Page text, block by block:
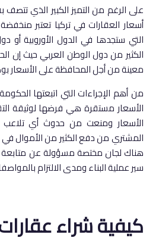
على الرغم من التميز الكبير الذي تتصف
أسعار العقارات في تركيا تعتبر
التي ستجدها في الدول الأوروبية أو
الكثير من دول الوطن العربي حيث إن
معينة من أجل المحافظة على الأسعار
من أهم الإجراءات التي اتبعتها
الأسعار مستقرة هي فرضها لوثيقة
الأسعار ومنعت من حدوث أي تلاعب
المشتري من دفع الكثير من الأموال في
هناك لجان مختصة مسؤولة عن
سير عملية البناء ومدى الالتزام
كيفية شراء